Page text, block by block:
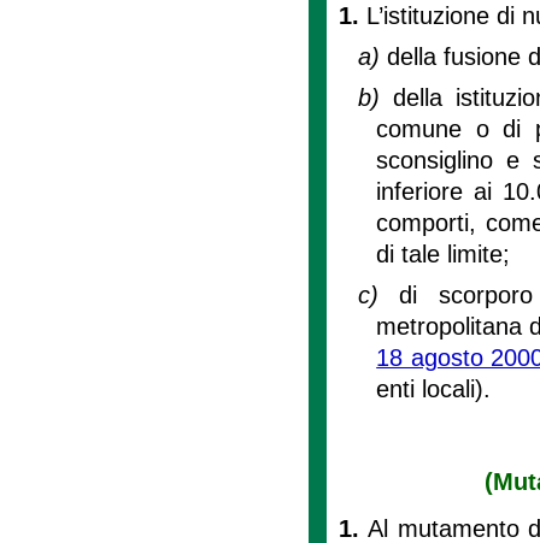
1. L’istituzione di
a) della fusione
b) della
comune o di
sconsiglino e
inferiore ai
comporti,
di tale limite;
c)di
metropolitana
18 agosto
enti locali).
1.Al mutamento